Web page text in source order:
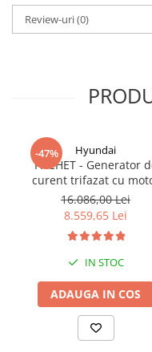
Seturi oale
SANDWICH MAKER
Review-uri(0)
-47% Hyundai
PACHET - Generator
curent trifazat cu
diesel Hyundai
T, putere motor 12 CP,
Putere maxima 7.9 kVA,
tensiune 380 / 220 V +
Automatizare trifazata
ATS12-3P
16.086,00 Lei
8.559,65 Lei
IN STOC
ADAUGA IN COS